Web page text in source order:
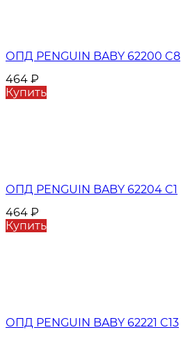
ОПД PENGUIN BABY 62200 C8
464 ₽
Купить
ОПД PENGUIN BABY 62204 C1
464 ₽
Купить
ОПД PENGUIN BABY 62221 C13